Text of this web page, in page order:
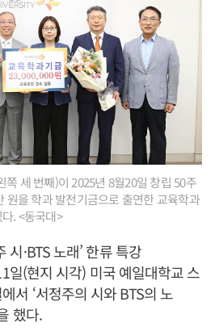
쪽 세 번째)이 2025년 8월20일 창립 50주
원을 학과 발전기금으로 출연한 교육학과
. <동국대>
·BTS 노래’ 한류 특강
일(현지 시각) 미국 예일대학교 스
서 ‘서정주의 시와 BTS의 노
했다.